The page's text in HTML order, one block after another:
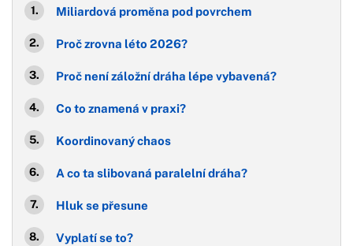
Miliardová proměna pod povrchem
Proč zrovna léto 2026?
Proč není záložní dráha lépe vybavená?
Co to znamená v praxi?
Koordinovaný chaos
A co ta slibovaná paralelní dráha?
Hluk se přesune
Vyplatí se to?